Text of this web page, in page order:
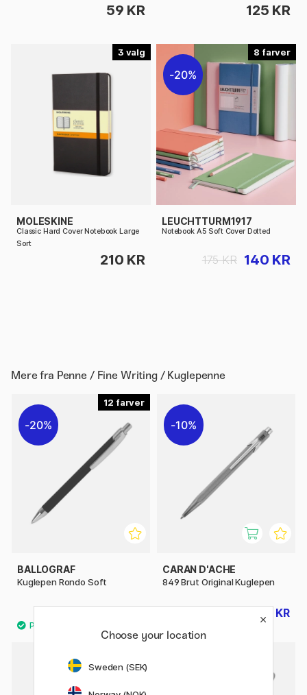
59 KR 125 KR
3
MOLESKINE
Classic Hard Cover Notebook Large
Sort
210 KR
8
20%
LEUCHTTURM1917
Notebook A5 Soft Cover Dotted
140 KR
175 KR
Mere fra Penne / Fine Writing / Kuglepenne
12
20%
BALLOGRAF
Kuglepen Rondo Soft
10%
CARAN D'ACHE
849 Brut Original Kuglepen
310 KR
Choose your location
Sweden (SEK)